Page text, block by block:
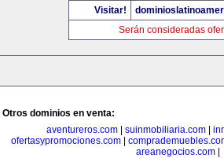
Visitar!
Serán consideradas
Otros dominios en venta:
aventureros.com| suinmobiliaria.com|
ofertasypromociones.com|
areanegocios.com|